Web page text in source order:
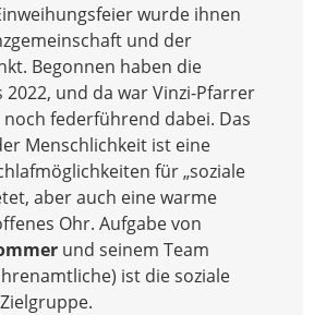
wurde ihnen
und der
Begonnen haben die
und da war Vinzi-Pfarrer
noch federführend dabei. Das
Menschlichkeit ist eine
für „soziale
aber auch eine warme
Ohr. Aufgabe von
und seinem Team
ist die soziale